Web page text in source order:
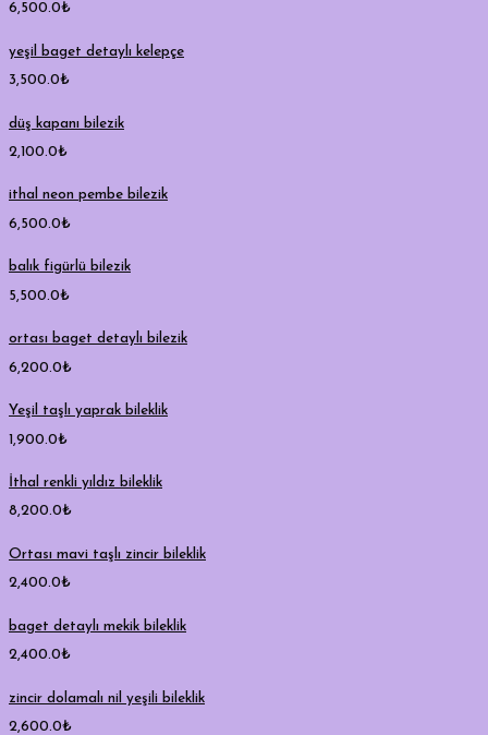
6,500.0₺
yeşil baget detaylı kelepçe
3,500.0₺
düş kapanı bilezik
2,100.0₺
ithal neon pembe bilezik
6,500.0₺
balık figürlü bilezik
5,500.0₺
ortası baget detaylı bilezik
6,200.0₺
Yeşil taşlı yaprak bileklik
1,900.0₺
İthal renkli yıldız bileklik
8,200.0₺
Ortası mavi taşlı zincir bileklik
2,400.0₺
baget detaylı mekik bileklik
2,400.0₺
zincir dolamalı nil yeşili bileklik
2,600.0₺